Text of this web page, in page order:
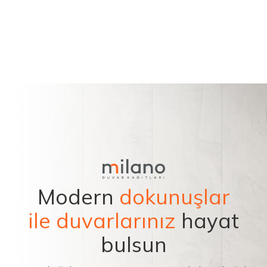
Modern dokunuşlar
ile duvarlarınız hayat
bulsun